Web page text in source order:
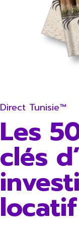
Direct Tunisie™
Les
clés